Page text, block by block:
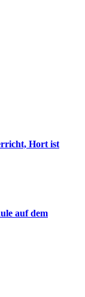
Hort ist
auf dem